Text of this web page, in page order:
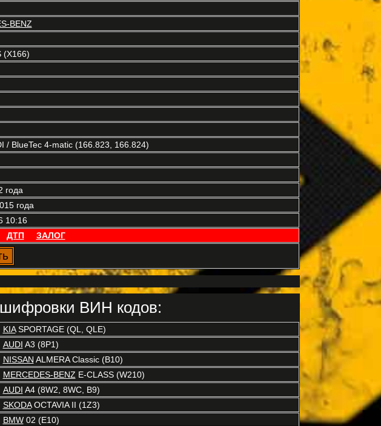
BENZ
(X166)
/ BlueTec 4-matic (166.823, 166.824)
года
года
10:16
ДТП ЗАЛОГ
ВИН кодов:
KIASPORTAGE (QL, QLE)
AUDI A3 (8P1)
NISSAN ALMERA Classic (B10)
MERCEDES-BENZE-CLASS (W210)
AUDI A4 (8W2, 8WC, B9)
SKODAOCTAVIA II (1Z3)
BMW02 (E10)